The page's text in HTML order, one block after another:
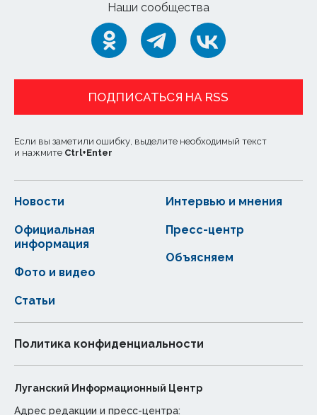
Наши сообщества
ПОДПИСАТЬСЯ НА RSS
Если вы заметили ошибку, выделите необходимый текст
и нажмите Ctrl+Enter
Новости
Статьи
Официальная
информация
Интервью и мнения
Фото и видео
Пресс-центр
Объясняем
Политика конфиденциальности
Луганский Информационный Центр
Адрес редакции и пресс-центра: